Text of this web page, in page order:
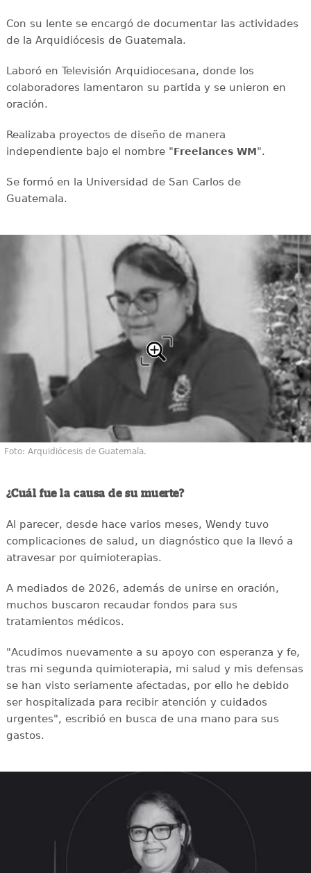
Con su lente se encargó de documentar las actividades
de la Arquidiócesis de Guatemala.
Laboró en Televisión Arquidiocesana, donde los
colaboradores lamentaron su partida y se unieron en
oración.
Realizaba proyectos de diseño de manera
independiente bajo el nombre "Freelances WM".
Se formó en la Universidad de San Carlos de
Guatemala.
Foto: Arquidiócesis de Guatemala.
¿Cuál fue la causa de su muerte?
Al parecer, desde hace varios meses, Wendy tuvo
complicaciones de salud, un diagnóstico que la llevó a
atravesar por quimioterapias.
A mediados de 2026, además de unirse en oración,
muchos buscaron recaudar fondos para sus
tratamientos médicos.
"Acudimos nuevamente a su apoyo con esperanza y fe,
tras mi segunda quimioterapia, mi salud y mis defensas
se han visto seriamente afectadas, por ello he debido
ser hospitalizada para recibir atención y cuidados
urgentes", escribió en busca de una mano para sus
gastos.